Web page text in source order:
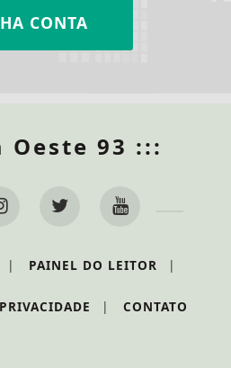
CONTA
Oeste 93 :::
| PAINEL DO LEITOR |
| CONTATO